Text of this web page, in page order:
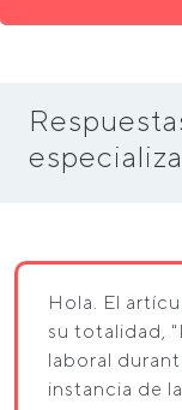
Hola. El
su totalidad,
laboral
instancia de